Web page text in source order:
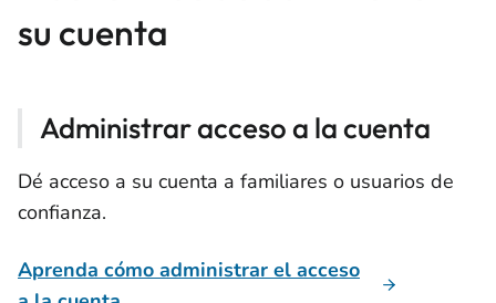
su cuenta
Administrar acceso a la cuenta
Dé acceso a su cuenta a familiares o usuarios de
confianza.
Aprenda cómo administrar el acceso